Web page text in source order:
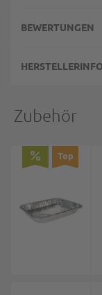
BEWERTUNGEN
Zubehör
Top